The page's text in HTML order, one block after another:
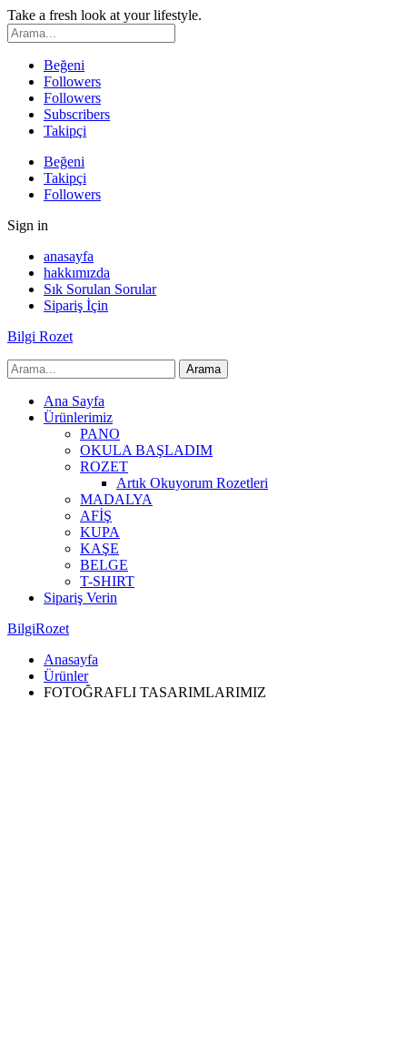
Take a fresh look at your lifestyle.
Beğeni
Followers
Followers
Subscribers
Takipçi
Beğeni
Takipçi
Followers
Sign in
anasayfa
hakkımızda
Sık Sorulan Sorular
Sipariş İçin
Bilgi Rozet
Ana Sayfa
Ürünlerimiz
PANO
OKULA BAŞLADIM
ROZET
Artık Okuyorum Rozetleri
MADALYA
AFİŞ
KUPA
KAŞE
BELGE
T-SHIRT
Sipariş Verin
BilgiRozet
Anasayfa
Ürünler
FOTOĞRAFLI TASARIMLARIMIZ